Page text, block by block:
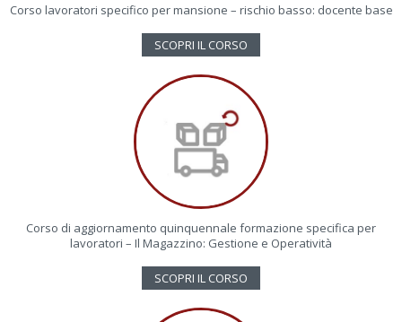
Corso lavoratori specifico per mansione – rischio basso: docente base
SCOPRI IL CORSO
Corso di aggiornamento quinquennale formazione specifica per
lavoratori – Il Magazzino: Gestione e Operatività
SCOPRI IL CORSO